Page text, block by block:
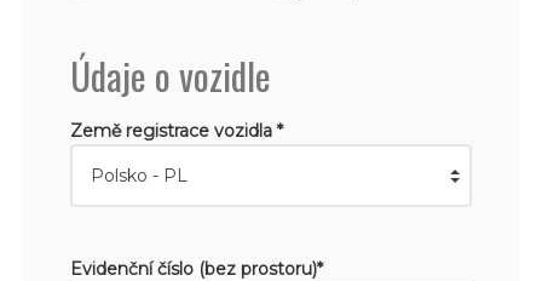
Údaje o vozidle
Země registrace vozidla *
Evidenční číslo (bez prostoru)*